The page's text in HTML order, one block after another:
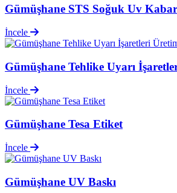
Gümüşhane STS Soğuk Uv
İncele
Gümüşhane Tehlike Uyarı
İncele
Gümüşhane Tesa Etiket
İncele
Gümüşhane UV Baskı